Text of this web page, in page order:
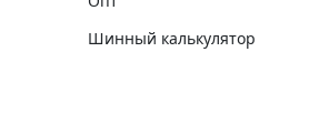
Шинный калькулятор